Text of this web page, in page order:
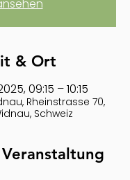
& Ort
09:15 – 10:15
Rheinstrasse 70,
Schweiz